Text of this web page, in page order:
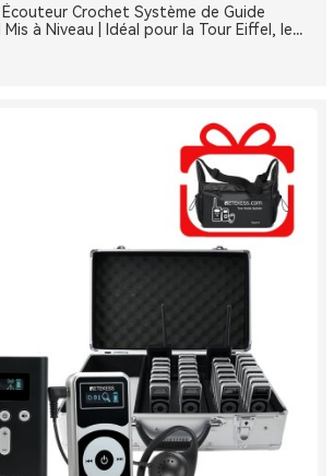
Crochet Système de Guide
à Niveau | Idéal pour la Tour Eiffel, le
de France